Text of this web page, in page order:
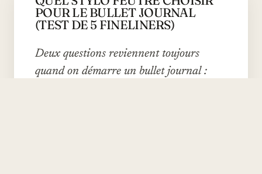
POUR LE BULLET JOURNAL
(TEST DE 5 FINELINERS)
Deux questions reviennent toujours
quand on démarre un bullet journal :